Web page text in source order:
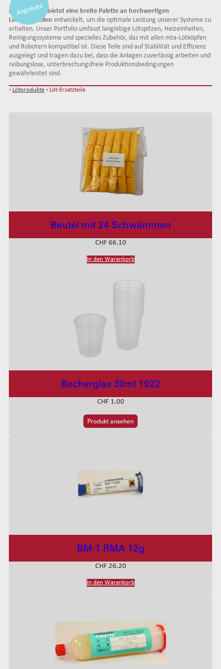
Reinigung Löten
Lötdrähte
Standard-Drahtführungskits
Verstärkte Drahtführungskits
Rohrsets
Standard-Rohrsets 50mm
Standard-Rohrsets 60mm
Drahtführung hinten
Standard-Führungsrohrsets
Dosier-Ersatzteile
Rotoren
mta robotics bietet eine breite Palette an hochwertigen
Lötersatzteilen entwickelt, um die optimale Leistung unserer Systeme zu
erhalten. Unser Portfolio umfasst langlebige Lötspitzen, Heizeinheiten,
Reinigungssysteme und spezielles Zubehör, das mit allen mta-Lötköpfen
und Robotern kompatibel ist. Diese Teile sind auf Stabilität und Effizienz
ausgelegt und tragen dazu bei, dass die Anlagen zuverlässig arbeiten und
reibungslose, unterbrechungsfreie Produktionsbedingungen
gewährleistet sind.
› Lötprodukte › Löt-Ersatzteile
Beutel mit 24 Schwämmen
CHF66.10
In den Warenkorb
Becherglas 30ml 1922
CHF1.00
Produkt ansehen
BM-1 RMA 12g
CHF26.20
In den Warenkorb
Angebote
Angebote
Angebote